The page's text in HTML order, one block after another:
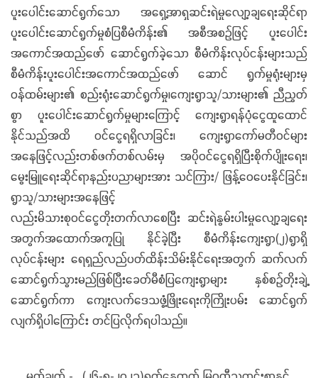
ပူးပေါင်းဆောင်ရွက်သော အရှေ့အာရှဆင်းရဲမှုလျော့ချရေးဆိုင်ရာ
ပူးပေါင်းဆောင်ရွက်မှုစံပြစီမံကိန်း၏ အစီအစဉ်ဖြင့် ပူးပေါင်း
အကောင်အထည်ဖော် ဆောင်ရွက်ခဲ့သော စီမံကိန်းလုပ်ငန်းများသည်
စီမံကိန်းပူးပေါင်းအကောင်အထည်ဖော် ဆောင် ရွက်မှုရုံးများမှ
ဝန်ထမ်းများ၏ စည်းရုံးဆောင်ရွက်မှု၊ကျေးရွာသူ/သားများ၏ ညီညွတ်
စွာ ပူးပေါင်းဆောင်ရွက်မှုများကြောင့် ကျေးရွာရန်ပုံငွေထူထောင်
နိုင်သည်အထိ ဝင်ငွေရရှိလာခြင်း၊ ကျေးရွာကော်မတီဝင်များ
အနေဖြင့်လည်းတစ်ဖက်တစ်လမ်းမှ အပိုဝင်ငွေရရှိပြီးစိုက်ပျိုးရေး၊
မွေးမြူရေးဆိုင်ရာနည်းပညာများအား သင်ကြား/ ဖြန့်ဝေပေးနိုင်ခြင်း၊
ရွာသူ/သားများအနေဖြင့်
လည်းမိသားစုဝင်ငွေတိုးတက်လာစေပြီး ဆင်းရဲနွမ်းပါးမှုလျော့ချရေး
အတွက်အထောက်အကူပြု နိုင်ခဲ့ပြီး စီမံကိန်းကျေးရွာ(၂)ရွာရှိ
လုပ်ငန်းများ ရေရှည်လည်ပတ်ထိန်းသိမ်းနိုင်ရေးအတွက် ဆက်လက်
ဆောင်ရွက်သွားမည်ဖြစ်ပြီးခေတ်မီစံပြကျေးရွာများ နှစ်စဉ်တိုးချဲ့
ဆောင်ရွက်ကာ ကျေးလက်ဒေသဖွံ့ဖြိုးရေးကိုကြိုးပမ်း ဆောင်ရွက်
လျက်ရှိပါကြောင်း တင်ပြလိုက်ရပါသည်။